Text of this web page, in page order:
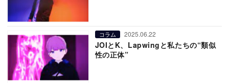
コラム 2025.06.22
JOIとK、Lapwingと私たちの“類似
性の正体”